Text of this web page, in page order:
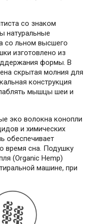
со знаком
натуральные
со льном высшего
изготовлено из
формы. В
скрытая молния для
конструкция
мышцы шеи и
эко волокна конопли
и химических
обеспечивает
время сна. Подушку
(Organic Hemp)
машине, при